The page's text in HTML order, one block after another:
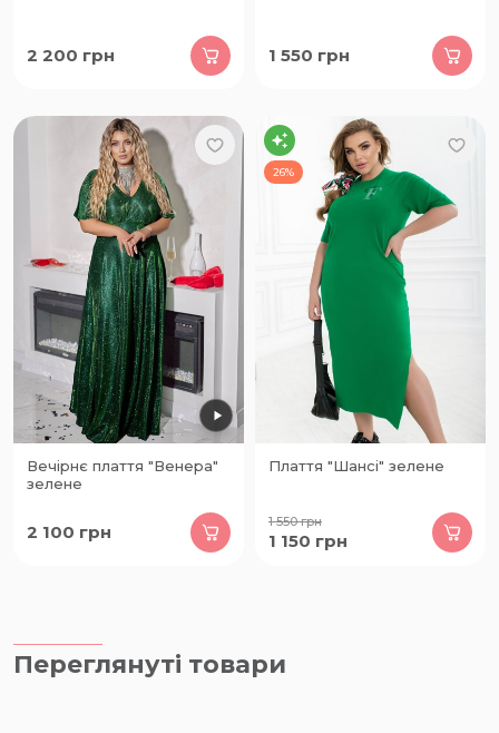
2 200 грн 1 550 грн
Вечірнє плаття "Венера"
зелене
2 100 грн
26%
Плаття "Шансі" зелене
1 550грн
1 150 грн
Переглянуті товари